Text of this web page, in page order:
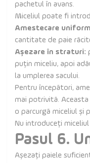
pachetul în avans.
Miceliul poate fi
Amestecare
cantitate de paie
Așezare în straturi:
puțin miceliu, apoi
la umplerea sacului.
Pentru începători,
mai potrivită.
o parcurgă miceliul și
Nu introduceți miceliul
Pasul 6.
Așezați paiele